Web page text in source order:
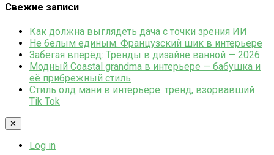
Свежие записи
Как должна выглядеть дача с точки зрения ИИ
Не белым единым. Французский шик в интерьере
Забегая вперёд: Тренды в дизайне ванной — 2026
Модный Coastal grandma в интерьере — бабушка и
её прибрежный стиль
Стиль олд мани в интерьере: тренд, взорвавший
Tik Tok
✕
Log in